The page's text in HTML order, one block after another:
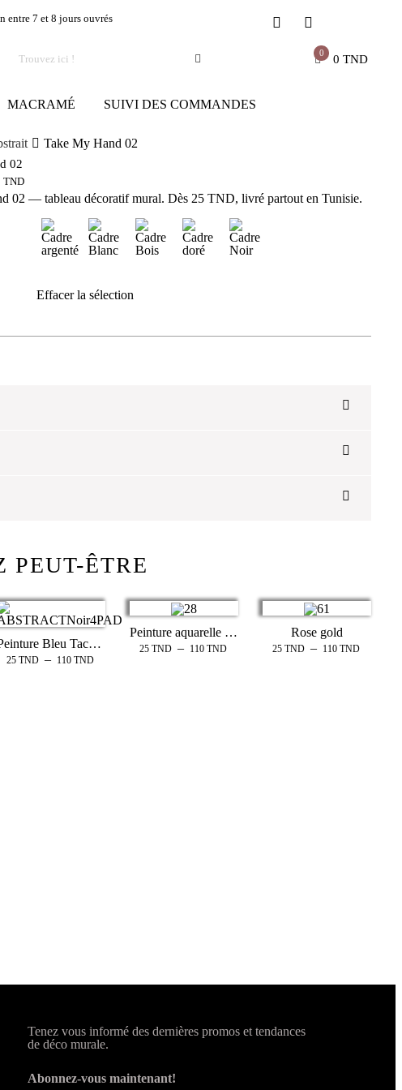
entre 7 et 8 jours ouvrés
0 0 TND
MACRAMÉ SUIVI DES COMMANDES
Take My Hand 02
02
TND
02 — tableau décoratif mural. Dès 25 TND, livré partout en Tunisie.
Effacer la sélection
PEUT-ÊTRE
Peinture Bleu Tache D’encre
25 TND – 110 TND
Peinture aquarelle rose
25 TND – 110 TND
Rose gold
25 TND – 110 TND
Tenez vous informé des dernières promos et tendances
de déco murale.
Abonnez-vous maintenant!